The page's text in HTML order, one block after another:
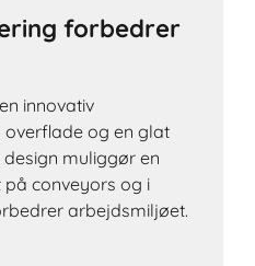
forbedrer
innovativ
og en glat
muliggør en
conveyors og i
arbejdsmiljøet.